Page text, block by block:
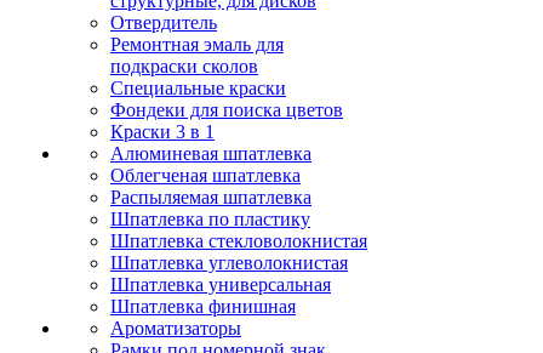
Отвердитель
Ремонтная эмаль для
подкраски сколов
Специальные краски
Фондеки для поиска цветов
Краски 3 в 1
Алюминевая шпатлевка
Облегченая шпатлевка
Распыляемая шпатлевка
Шпатлевка по пластику
Шпатлевка стекловолокнистая
Шпатлевка углеволокнистая
Шпатлевка универсальная
Шпатлевка финишная
Ароматизаторы